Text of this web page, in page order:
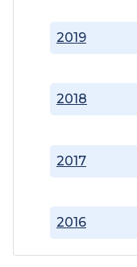
2016
2017
2018
2019